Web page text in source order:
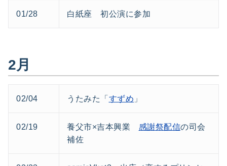
01/28 白紙座 初公演に参加
2月
02/04 うたみた「 すずめ 」
02/19 養父市×吉本興業 感謝祭配信の司会
補佐